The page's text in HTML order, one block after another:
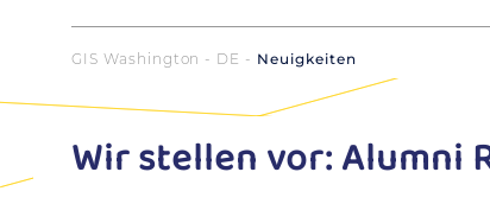
GIS Washington - DE Neuigkeiten
Wir stellen vor: Alumni